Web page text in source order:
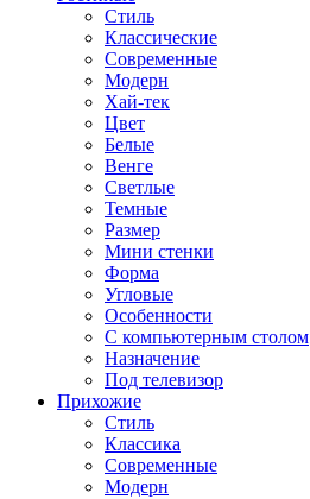
Стиль
Классические
Современные
Модерн
Хай-тек
Цвет
Белые
Венге
Светлые
Темные
Размер
Мини стенки
Форма
Угловые
Особенности
С компьютерным столом
Назначение
Под телевизор
Прихожие
Стиль
Классика
Современные
Модерн